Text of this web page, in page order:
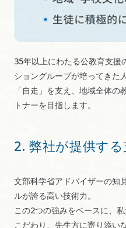
35年以上にわたる公教育支援
ショングループが培ってきた
「自走」を支え、地域全体
トナーを目指します。
2. 弊社が提供す
文部科学省アドバイザーの知
ルが誇る高い技術力。
この2つの強みをベースに、
こだわり、先生方に寄り添い